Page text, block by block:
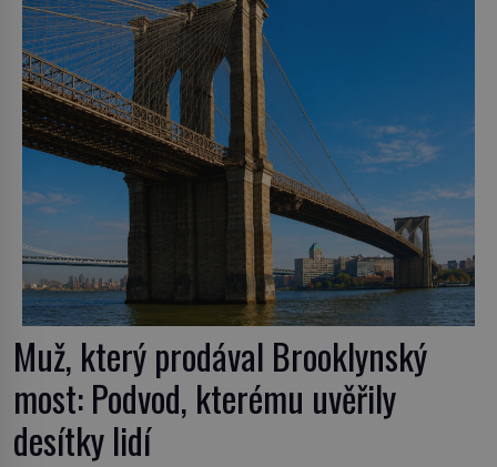
Muž, který prodával Brooklynský
most: Podvod, kterému uvěřily
desítky lidí